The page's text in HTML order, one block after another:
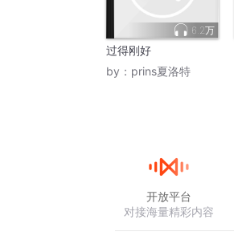
6.2万
过得刚好
by： prins夏洛特
开放平台
对接海量精彩内容